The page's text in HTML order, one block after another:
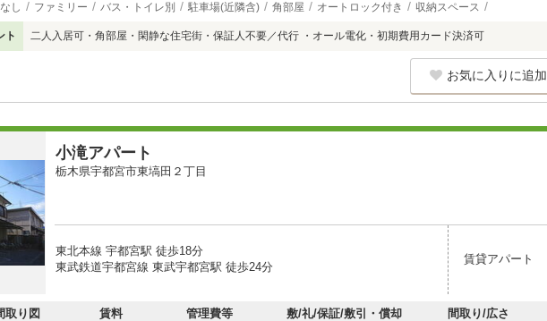
し ファミリー バス・トイレ別 駐車場(近隣含) 角部屋 オートロック付き 収納スペース
ト 二人入居可・角部屋・閑静な住宅街・保証人不要／代行 ・オール電化・初期費用カード決済可
お気に入りに追加
小滝アパート
栃木県宇都宮市東塙田２丁目
東北本線 宇都宮駅 徒歩18分
東武鉄道宇都宮線 東武宇都宮駅 徒歩24分
賃貸アパート
取り図 賃料 管理費等 敷/礼/保証/敷引・償却 間取り/広さ